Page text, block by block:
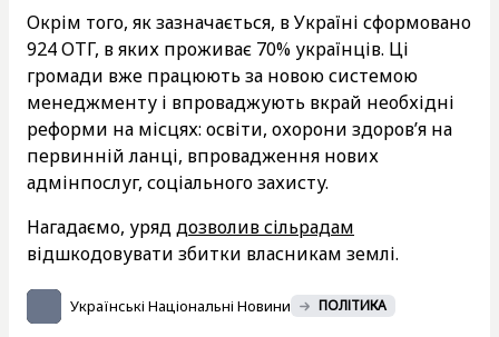
Окрім того, як зазначається, в Україні сформовано
924 ОТГ, в яких проживає 70% українців. Ці
громади вже працюють за новою системою
менеджменту і впроваджують вкрай необхідні
реформи на місцях: освіти, охорони здоров’я на
первинній ланці, впровадження нових
адмінпослуг, соціального захисту.
Нагадаємо, уряддозволив сільрадам
відшкодовувати збитки власникам землі.
Українські Національні Новини ПОЛІТИКА